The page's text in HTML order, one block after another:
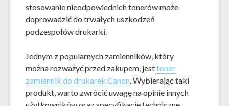
stosowanie nieodpowiednich tonerów może
doprowadzić do trwałych uszkodzeń
podzespołów drukarki.
Jednym z popularnych zamienników, który
można rozważyć przed zakupem, jesttoner
zamiennik do drukarek Canon. Wybierając taki
produkt, warto zwrócić uwagę na opinie innych